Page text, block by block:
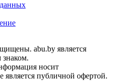
abu.by является
носит
публичной офертой.